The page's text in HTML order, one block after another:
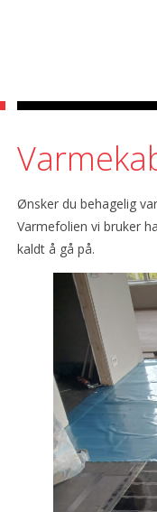
Ønsker du behagelig
Varmefolien vi bruker
kaldt å gå på.